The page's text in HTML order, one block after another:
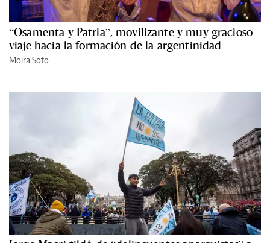
“Osamenta y Patria”, movilizante y muy gracioso
viaje hacia la formación de la argentinidad
Moira Soto